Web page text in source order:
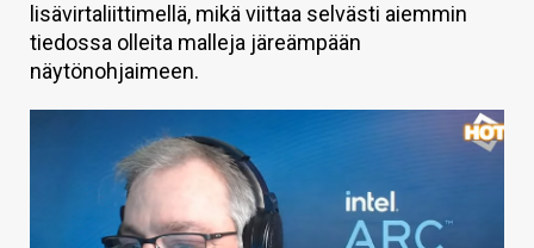
VAIHDA TEEMA
lisävirtaliittimellä, mikä viittaa selvästi aiemmin
tiedossa olleita malleja järeämpään
näytönohjaimeen.